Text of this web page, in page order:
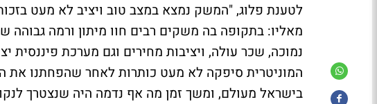
לטענת פלוג, "המשק נמצא במצב טוב ויציב לא מעט בזכות
מאליו: בתקופה בה משקים רבים חוו מיתון ורמה גבוהה
נמוכה, שכר עולה, ויציבות מחירים וגם מערכת פיננסית
המוניטרית סיפקה לא מעט כותרות לאחר שהפחתנו את
בישראל מעולם, ומשך זמן מה אף נדמה היה שנצטרך